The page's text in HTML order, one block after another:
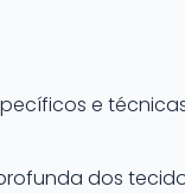
e
dos